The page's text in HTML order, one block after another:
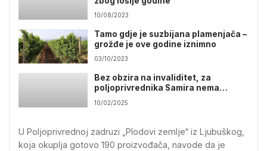
10/08/2023
Tamo gdje je suzbijana plamenjača –
grožđe je ove godine iznimno
03/10/2023
Bez obzira na invaliditet, za
poljoprivrednika Samira nema
prepreka
10/02/2025
U Poljoprivrednoj zadruzi „Plodovi zemlje“ iz Ljubuškog,
koja okuplja gotovo 190 proizvođača, navode da je